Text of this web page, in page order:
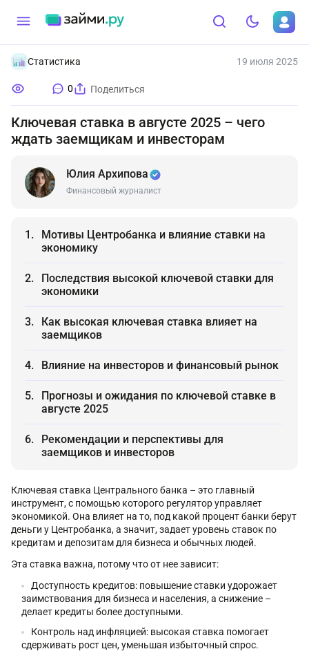
Статистика 19 июля 2025
0 Поделиться
Ключевая ставка в августе 2025 – чего
ждать заемщикам и инвесторам
Юлия Архипова
Финансовый журналист
Мотивы Центробанка и влияние ставки на
экономику
Последствия высокой ключевой ставки для
экономики
Как высокая ключевая ставка влияет на
заемщиков
Влияние на инвесторов и финансовый рынок
Прогнозы и ожидания по ключевой ставке в
августе 2025
Рекомендации и перспективы для
заемщиков и инвесторов
Ключевая ставка Центрального банка – это главный
инструмент, с помощью которого регулятор управляет
экономикой. Она влияет на то, под какой процент банки берут
деньги у Центробанка, а значит, задает уровень ставок по
кредитам и депозитам для бизнеса и обычных людей.
Эта ставка важна, потому что от нее зависит:
Доступность кредитов: повышение ставки удорожает
заимствования для бизнеса и населения, а снижение –
делает кредиты более доступными.
Контроль над инфляцией: высокая ставка помогает
сдерживать рост цен, уменьшая избыточный спрос.